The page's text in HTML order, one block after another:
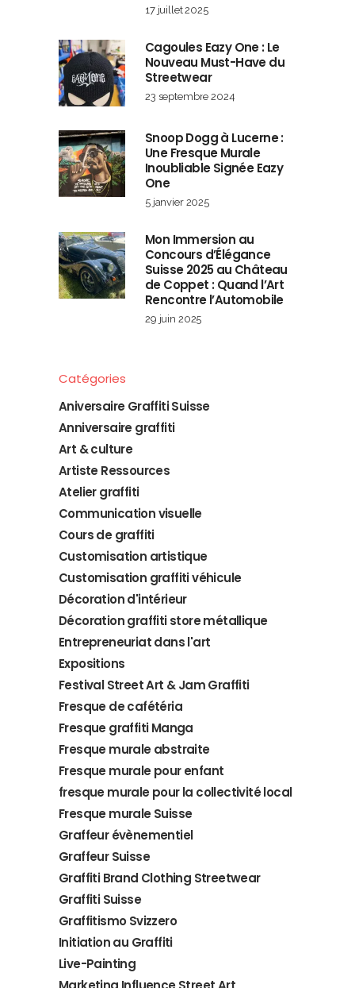
17 juillet 2025
Cagoules Eazy One : Le
Nouveau Must-Have du
Streetwear
23 septembre 2024
Snoop Dogg à Lucerne :
Une Fresque Murale
Inoubliable Signée Eazy
One
5 janvier 2025
Mon Immersion au
Concours d’Élégance
Suisse 2025 au Château
de Coppet : Quand l’Art
Rencontre l’Automobile
29 juin 2025
Catégories
Aniversaire Graffiti Suisse
Anniversaire graffiti
Art & culture
Artiste Ressources
Atelier graffiti
Communication visuelle
Cours de graffiti
Customisation artistique
Customisation graffiti véhicule
Décoration d'intérieur
Décoration graffiti store métallique
Entrepreneuriat dans l'art
Expositions
Festival Street Art & Jam Graffiti
Fresque de cafétéria
Fresque graffiti Manga
Fresque murale abstraite
Fresque murale pour enfant
fresque murale pour la collectivité local
Fresque murale Suisse
Graffeur évènementiel
Graffeur Suisse
Graffiti Brand Clothing Streetwear
Graffiti Suisse
Graffitismo Svizzero
Initiation au Graffiti
Live-Painting